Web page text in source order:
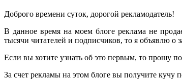
Доброго времени суток, дорогой рекламодатель!
В данное время на моем блоге реклама не
тысячи читателей и подписчиков, то я объявлю о
Если вы хотите узнать об это первым, то прошу
За счет рекламы на этом блоге вы получите кучу